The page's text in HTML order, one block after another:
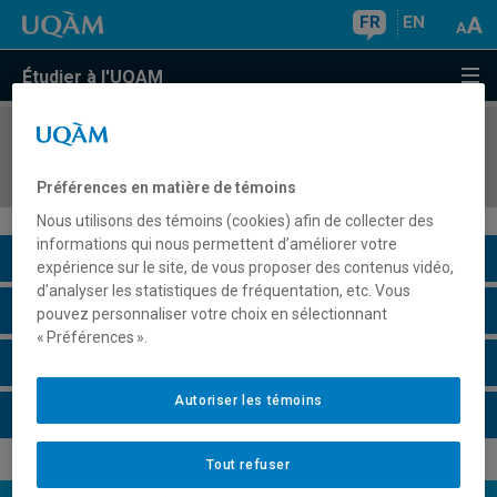
FR EN
Étudier à l'UQAM
COURS//
Description du cours
Horaire - Été 2026
Préférences en matière de témoins
Nous utilisons des témoins (cookies) afin de collecter des
informations qui nous permettent d’améliorer votre
expérience sur le site, de vous proposer des contenus vidéo,
d’analyser les statistiques de fréquentation, etc. Vous
pouvez personnaliser votre choix en sélectionnant
« Préférences ».
Tout refuser
Autoriser les témoins